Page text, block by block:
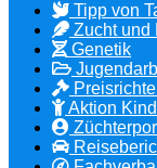
Tipp von
Zucht und
Genetik
Aktion